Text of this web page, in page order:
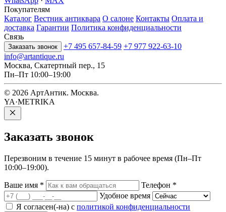
Покупателям
Каталог Вестник антиквара О салоне Контакты Оплата и
доставка Гарантии Политика конфиденциальности
Связь
Заказать звонок +7 495 657-84-59 +7 977 922-63-10
info@artantique.ru
Москва, Скатертный пер., 15
Пн–Пт 10:00–19:00
© 2026 АртАнтик. Москва.
YA·METRIKA
Заказать звонок
Перезвоним в течение 15 минут в рабочее время (Пн–Пт
10:00–19:00).
Ваше имя * Телефон *
Удобное время
Я согласен(-на) с политикой конфиденциальности